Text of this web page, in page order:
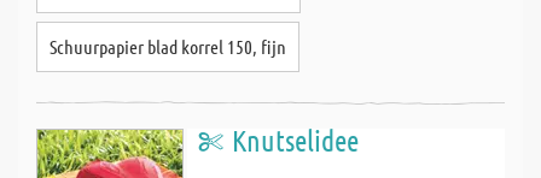
Schuurpapier blad korrel 150, fijn
Knutselidee